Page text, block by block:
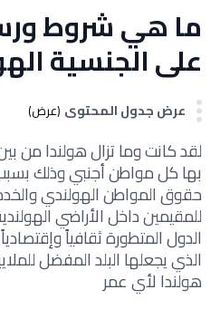
ما هي شروط
على الجنسية
عرض جدول المحتوى (عرض)
لقد كانت وما تزال هولندا من
بها كل مواطن أجنبي وذلك
حقوق المواطن الهولندي
للمقيمين داخل الأراضي
الدول المتطورة ثقافياً
الذي يجعلها البلد المفضل
هولندا لأي عمر